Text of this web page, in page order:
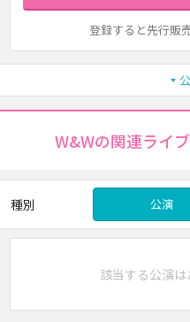
登録すると先行販
W&Wの関連ライ
種別 公演
該当する公演は